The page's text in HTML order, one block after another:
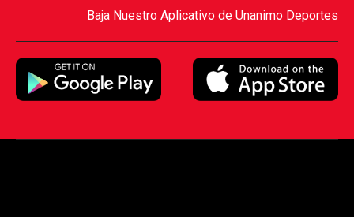
Baja Nuestro Aplicativo de Unanimo Deportes